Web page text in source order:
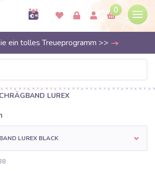
0
ein tolles Treueprogramm >>
LUREX
LUREX BLACK